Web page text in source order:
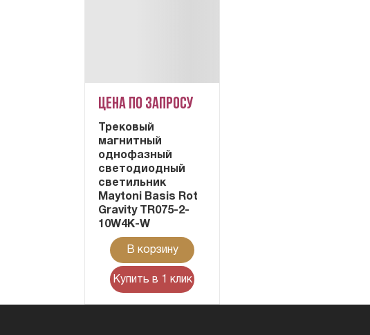
Цена по запросу
Трековый
магнитный
однофазный
светодиодный
светильник
Maytoni Basis Rot
Gravity TR075-2-
10W4K-W
В корзину
Купить в 1 клик